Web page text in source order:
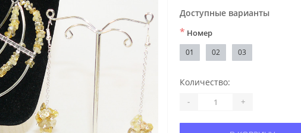
Доступные варианты
* Номер
01 02 03
Количество:
- +